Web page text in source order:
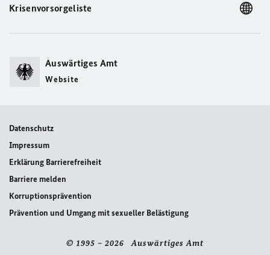
Krisenvorsorgeliste
Auswärtiges Amt
Website
Datenschutz
Impressum
Erklärung Barrierefreiheit
Barriere melden
Korruptionsprävention
Prävention und Umgang mit sexueller Belästigung
© 1995 – 2026 Auswärtiges Amt